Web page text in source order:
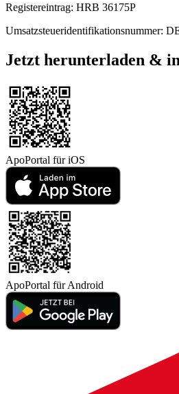
Registereintrag: HRB 36175P
Umsatzsteueridentifikationsnummer:
Jetzt herunterladen &
ApoPortal füriOS
ApoPortal fürAndroid